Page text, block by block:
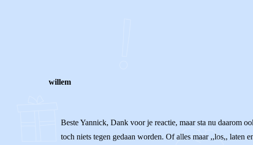
willem
Beste Yannick, Dank voor je reactie, maar sta nu daarom
toch niets tegen gedaan worden. Of alles maar ,,los,, laten